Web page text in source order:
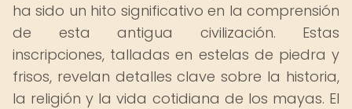
ha sido un hito significativo en la comprensión
de esta antigua civilización. Estas
inscripciones, talladas en estelas de piedra y
frisos, revelan detalles clave sobre la historia,
la religión y la vida cotidiana de los mayas. El